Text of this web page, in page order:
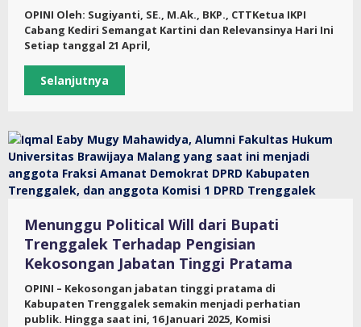
OPINI Oleh: Sugiyanti, SE., M.Ak., BKP., CTTKetua IKPI
Cabang Kediri Semangat Kartini dan Relevansinya Hari Ini
Setiap tanggal 21 April,
Selanjutnya
Menunggu Political Will dari Bupati
Trenggalek Terhadap Pengisian
Kekosongan Jabatan Tinggi Pratama
OPINI – Kekosongan jabatan tinggi pratama di
Kabupaten Trenggalek semakin menjadi perhatian
publik. Hingga saat ini, 16 Januari 2025, Komisi